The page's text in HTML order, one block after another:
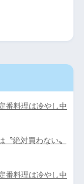
番料理は冷やし中
絶対買わない〟
番料理は冷やし中